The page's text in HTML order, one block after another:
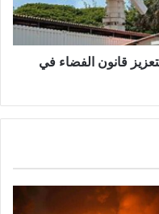
قانون الفضاء في